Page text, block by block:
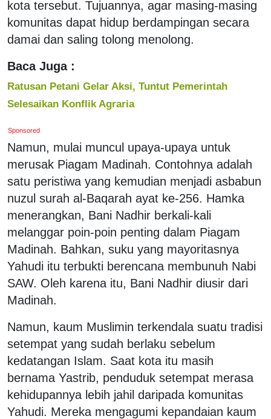
kota tersebut. Tujuannya, agar masing-masing
komunitas dapat hidup berdampingan secara
damai dan saling tolong menolong.
Baca Juga :
Ratusan Petani Gelar Aksi, Tuntut Pemerintah
Selesaikan Konflik Agraria
Sponsored
Namun, mulai muncul upaya-upaya untuk
merusak Piagam Madinah. Contohnya adalah
satu peristiwa yang kemudian menjadi asbabun
nuzul surah al-Baqarah ayat ke-256. Hamka
menerangkan, Bani Nadhir berkali-kali
melanggar poin-poin penting dalam Piagam
Madinah. Bahkan, suku yang mayoritasnya
Yahudi itu terbukti berencana membunuh Nabi
SAW. Oleh karena itu, Bani Nadhir diusir dari
Madinah.
Namun, kaum Muslimin terkendala suatu tradisi
setempat yang sudah berlaku sebelum
kedatangan Islam. Saat kota itu masih
bernama Yastrib, penduduk setempat merasa
kehidupannya lebih jahil daripada komunitas
Yahudi. Mereka mengagumi kepandaian kaum